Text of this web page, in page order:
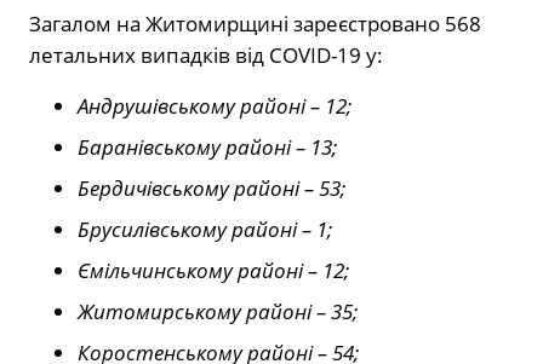
Загалом на Житомирщині зареєстровано 568
летальних випадків від COVID-19 у:
Андрушівському районі – 12;
Баранівському районі – 13;
Бердичівському районі – 53;
Брусилівському районі – 1;
Ємільчинському районі – 12;
Житомирському районі – 35;
Коростенському районі – 54;